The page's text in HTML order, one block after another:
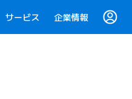
サービス 企業情報